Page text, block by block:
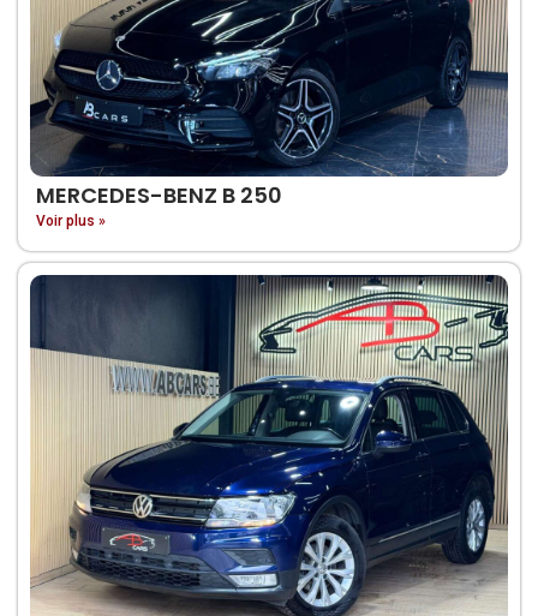
MERCEDES-BENZ B 250
Voir plus »